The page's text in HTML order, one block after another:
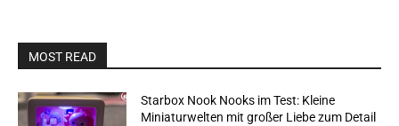
MOST READ
Starbox Nook Nooks im Test: Kleine
Miniaturwelten mit großer Liebe zum Detail